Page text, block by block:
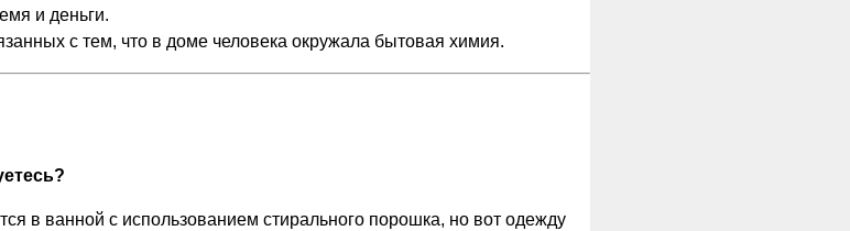
и деньги.
с тем, что в доме человека окружала бытовая химия.
в ванной с использованием стирального порошка, но вот одежду